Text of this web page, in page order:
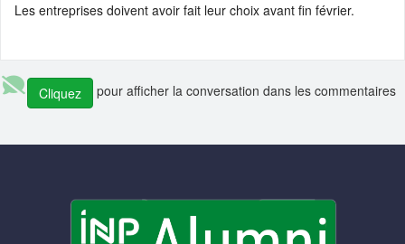
Les entreprises doivent avoir fait leur choix avant fin février.
Cliquez pour afficher la conversation dans les commentaires